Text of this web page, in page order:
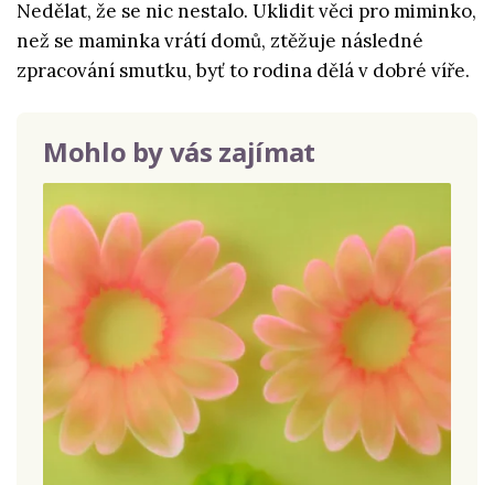
Nedělat, že se nic nestalo. Uklidit věci pro miminko,
než se maminka vrátí domů, ztěžuje následné
zpracování smutku, byť to rodina dělá v dobré víře.
Mohlo by vás zajímat